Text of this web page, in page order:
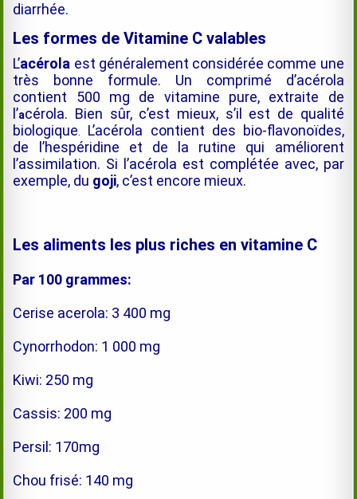
diarrhée.
Les formes de Vitamine C valables
L’acérola est généralement considérée comme une
très bonne formule. Un comprimé d’acérola
contient 500 mg de vitamine pure, extraite de
l’acérola. Bien sûr, c’est mieux, s’il est de qualité
biologique.
L’acérola contient des bio-flavonoïdes,
de l’hespéridine et de la rutine qui améliorent
l’assimilation. Si l’acérola est complétée avec, par
exemple, du goji, c’est encore mieux.
Les aliments les plus riches en vitamine C
Par 100 grammes:
Cerise acerola: 3 400 mg
Cynorrhodon: 1 000 mg
Kiwi: 250 mg
Cassis: 200 mg
Persil: 170mg
Chou frisé: 140 mg